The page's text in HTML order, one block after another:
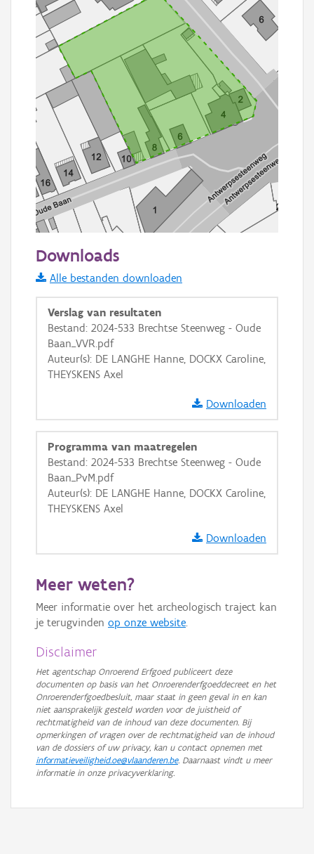
Informatie Vlaanderen
i
+ −
Basis Lagen
OSM-Basiskaart
Ortho
Downloads
Alle bestanden downloaden
Verslag van resultaten
Bestand: 2024-533 Brechtse Steenweg - Oude
Baan_VVR.pdf
Auteur(s): DE LANGHE Hanne, DOCKX Caroline,
THEYSKENS Axel
Downloaden
Programma van maatregelen
Bestand: 2024-533 Brechtse Steenweg - Oude
Baan_PvM.pdf
Auteur(s): DE LANGHE Hanne, DOCKX Caroline,
THEYSKENS Axel
Downloaden
Meer weten?
Meer informatie over het archeologisch traject kan
je terugvinden op onze website.
Disclaimer
Het agentschap Onroerend Erfgoed publiceert deze
documenten op basis van het Onroerenderfgoeddecreet en het
Onroerenderfgoedbesluit, maar staat in geen geval in en kan
niet aansprakelijk gesteld worden voor de juistheid of
rechtmatigheid van de inhoud van deze documenten. Bij
opmerkingen of vragen over de rechtmatigheid van de inhoud
van de dossiers of uw privacy, kan u contact opnemen met
informatieveiligheid.oe@vlaanderen.be. Daarnaast vindt u meer
informatie in onze privacyverklaring.